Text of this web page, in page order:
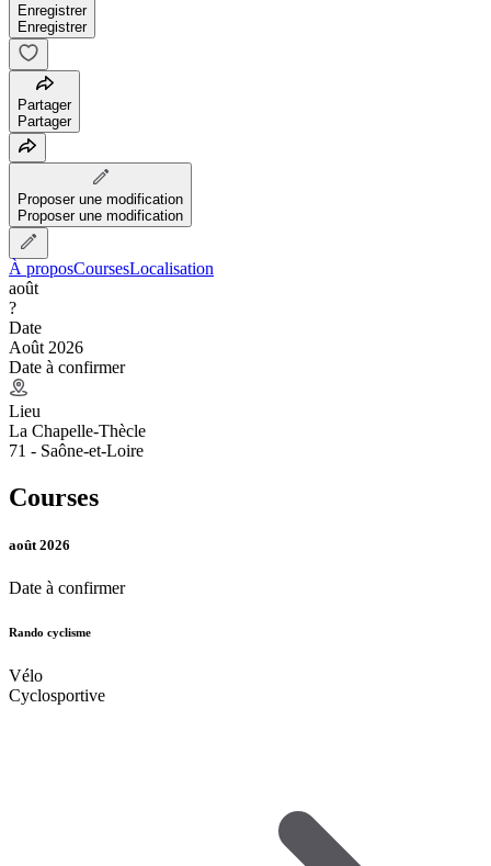
Enregistrer
Enregistrer
Partager
Partager
Proposer une modification
Proposer une modification
À proposCoursesLocalisation
août
?
Date
Août 2026
Date à confirmer
Lieu
La Chapelle-Thècle
71 - Saône-et-Loire
Courses
août 2026
Date à confirmer
Rando cyclisme
Vélo
Cyclosportive